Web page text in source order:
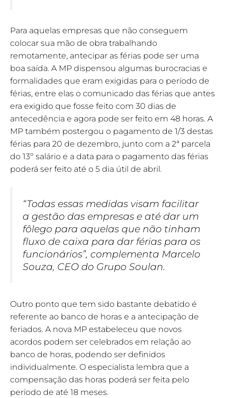
Para aquelas empresas que não conseguem
colocar sua mão de obra trabalhando
remotamente, antecipar as férias pode ser uma
boa saída. A MP dispensou algumas burocracias e
formalidades que eram exigidas para o período de
férias, entre elas o comunicado das férias que antes
era exigido que fosse feito com 30 dias de
antecedência e agora pode ser feito em 48 horas. A
MP também postergou o pagamento de 1/3 destas
férias para 20 de dezembro, junto com a 2ª parcela
do 13º salário e a data para o pagamento das férias
poderá ser feito até o 5 dia útil de abril.
“Todas essas medidas visam facilitar
a gestão das empresas e até dar um
fôlego para aquelas que não tinham
fluxo de caixa para dar férias para os
funcionários”, complementa Marcelo
Souza, CEO do Grupo Soulan.
Outro ponto que tem sido bastante debatido é
referente ao banco de horas e a antecipação de
feriados. A nova MP estabeleceu que novos
acordos podem ser celebrados em relação ao
banco de horas, podendo ser definidos
individualmente. O especialista lembra que a
compensação das horas poderá ser feita pelo
período de até 18 meses.